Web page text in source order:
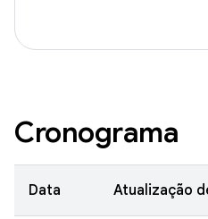
Cronograma
Data Atualização